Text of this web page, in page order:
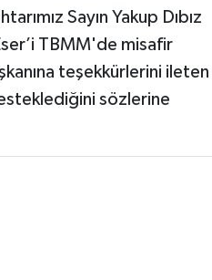
Sayın Yakup Dıbız
TBMM'de misafir
teşekkürlerini ileten
sözlerine